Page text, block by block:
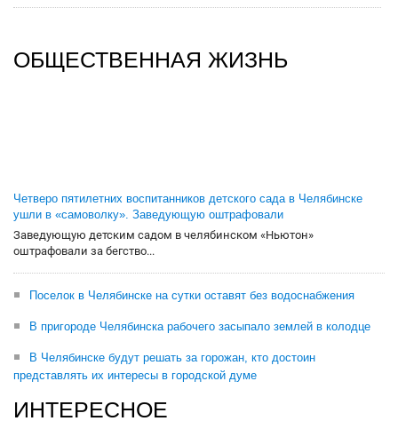
ОБЩЕСТВЕННАЯ ЖИЗНЬ
Четверо пятилетних воспитанников детского сада в Челябинске
ушли в «самоволку». Заведующую оштрафовали
Заведующую детским садом в челябинском «Ньютон»
оштрафовали за бегство...
Поселок в Челябинске на сутки оставят без водоснабжения
В пригороде Челябинска рабочего засыпало землей в колодце
В Челябинске будут решать за горожан, кто достоин
представлять их интересы в городской думе
ИНТЕРЕСНОЕ